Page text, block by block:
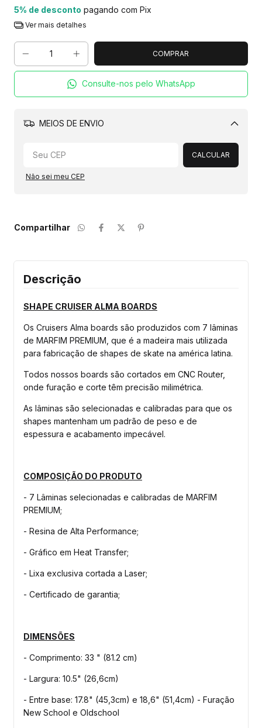
5% de desconto pagando com Pix
Ver mais detalhes
Consulte-nos pelo WhatsApp
MEIOS DE ENVIO
Alterar CEP
CALCULAR
Não sei meu CEP
Compartilhar
Descrição
SHAPE CRUISER ALMA BOARDS
Os Cruisers Alma boards são produzidos com 7 lâminas
de MARFIM PREMIUM, que é a madeira mais utilizada
para fabricação de shapes de skate na américa latina.
Todos nossos boards são cortados em CNC Router,
onde furação e corte têm precisão milimétrica.
As lâminas são selecionadas e calibradas para que os
shapes mantenham um padrão de peso e de
espessura e acabamento impecável.
COMPOSIÇÃO DO PRODUTO
- 7 Lâminas selecionadas e calibradas de MARFIM
PREMIUM;
- Resina de Alta Performance;
- Gráfico em Heat Transfer;
- Lixa exclusiva cortada a Laser;
- Certificado de garantia;
DIMENSÕES
- Comprimento: 33 " (81.2 cm)
- Largura: 10.5" (26,6cm)
- Entre base: 17.8" (45,3cm) e 18,6" (51,4cm) - Furação
New School e Oldschool